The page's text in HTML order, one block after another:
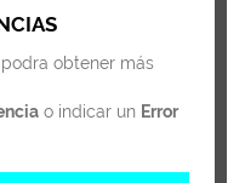
podra obtener más
o indicar un Error